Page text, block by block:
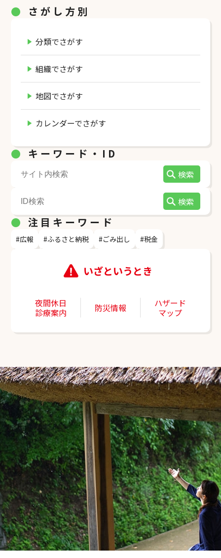
● さがし方別
分類でさがす
組織でさがす
地図でさがす
カレンダーでさがす
● キーワード・ID
●注目キーワード
#広報 #ふるさと納税 #ごみ出し #税金
いざというとき
夜間休日
診療案内
防災情報
ハザード
マップ